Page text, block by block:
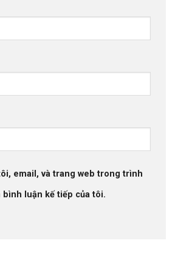
email, và trang web trong trình
bình luận kế tiếp của tôi.